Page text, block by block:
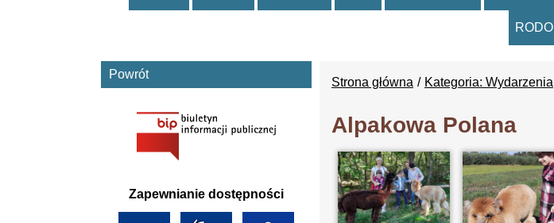
RODO
Strona główna Kategoria: Wydarzenia
Alpakowa Polana
Powrót
Zapewnianie dostępności